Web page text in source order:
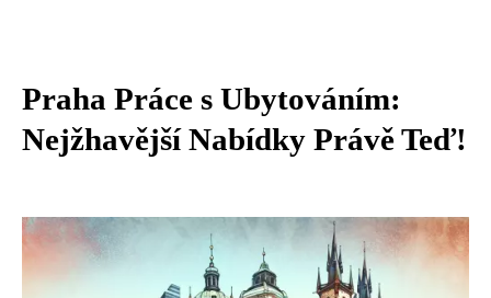
Praha Práce s Ubytováním:
Nejžhavější Nabídky Právě Teď!